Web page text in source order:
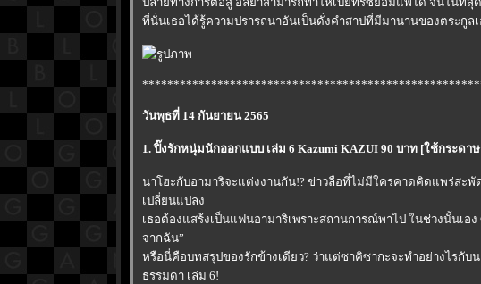
ที่นั่นเธอได้รู้ความปรารถนาอันเป็นดั่งคำสาปที่มีมานานของตระกูลเ
วันพุธที่ 14 กันยายน 2565
1. ปิ๊งรักหนุ่มนักออกแบบ เล่ม 6 Kazumi KAZUI 90 บาท [ใช้กระดา
นาโฮะกับอามาริจะแต่งงานกัน!? ข่าวลือที่ไม่มีใครคาดคิดแพร่สะ
เปลี่ยนแปลง
เธอต้องแสร้งเป็นแฟนอามาริเพราะสถานการณ์พาไป ในช่วงนั้นเอ
จากฉัน”
หรือนี่คือบทสรุปของรักข้างเดียว? ว่าแต่ซาคิซากะจะทำอย่างไรกับ
ธรรมดา เล่ม 6!